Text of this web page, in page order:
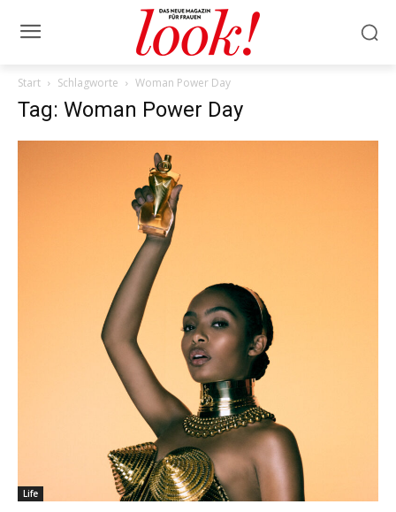
Start Schlagworte Woman Power Day
Tag: Woman Power Day
Life